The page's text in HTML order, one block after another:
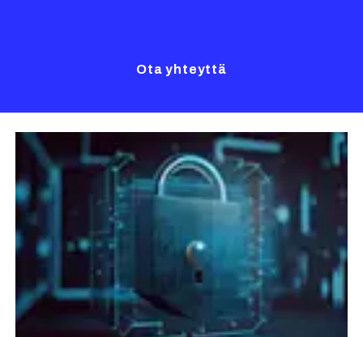
Ota yhteyttä